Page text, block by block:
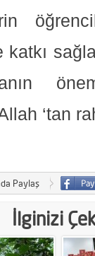
‘tan
Paylaş
İlginizi